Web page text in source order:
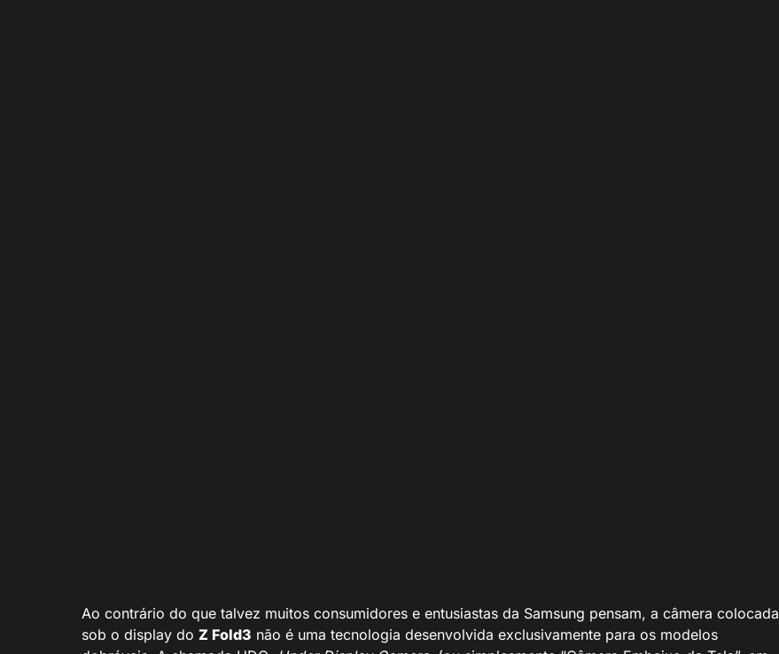
Ao contrário do que talvez muitos consumidores e entusiastas da Samsung pensam, a câmera colocada
sob o display do Z Fold3 não é uma tecnologia desenvolvida exclusivamente para os modelos